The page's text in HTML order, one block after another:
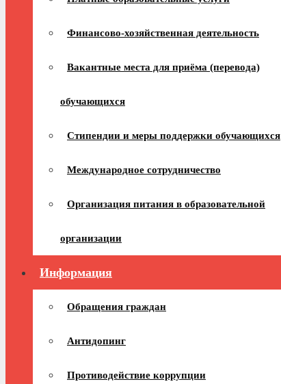
Финансово-хозяйственная деятельность
Вакантные места для приёма (перевода)
обучающихся
Стипендии и меры поддержки обучающихся
Международное сотрудничество
Организация питания в образовательной
организации
Информация
Обращения граждан
Антидопинг
Противодействие коррупции